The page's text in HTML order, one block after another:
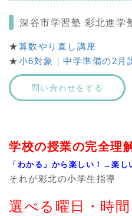
深谷市学習塾 彩北進学
★算数やり直し講座
★小6対象｜中学準備の2月
問い合わせをする
学校の授業の完全理
「わかる」から楽しい！→楽し
それが彩北の小学生指導
選べる曜日・時